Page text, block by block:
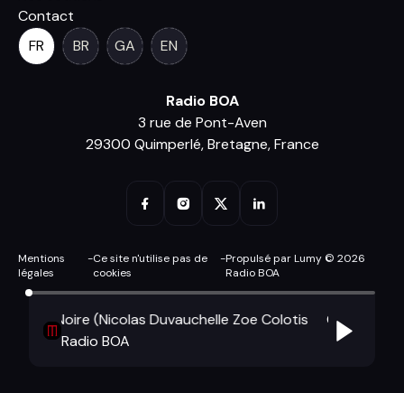
Contact
FR
BR GA EN
Radio BOA
3 rue de Pont-Aven
29300 Quimperlé, Bretagne, France
Mentions
légales
-Ce site n'utilise pas de
cookies
-Propulsé par Lumy © 2026
Radio BOA
Noire (Nicolas Duvauchelle Zoe Colotis
Chambre
Radio BOA